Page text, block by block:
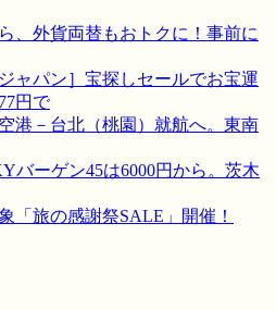
、外貨両替もおトクに！事前に
ャパン］宝探しセールでお宝運
円で
港－台北（桃園）就航へ。東南
バーゲン45は6000円から。茨木
「旅の感謝祭SALE」開催！